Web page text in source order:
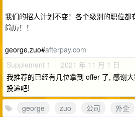
我们的招人计划不变！各个级别的职位
简历！！
george.zuo#afterpay.com
Supplement 1 · 2021 年 11 月 1 日
我推荐的已经有几位拿到 offer 了, 感谢
投递吧!
george
zuo 公司
外企